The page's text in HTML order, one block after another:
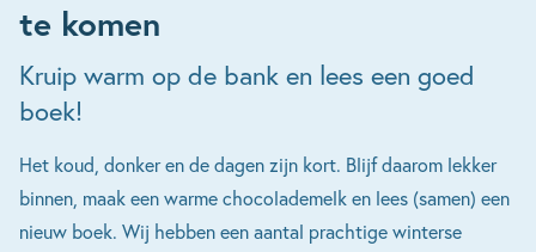
te komen
Kruip warm op de bank en lees een goed
boek!
Het koud, donker en de dagen zijn kort. Blijf daarom lekker
binnen, maak een warme chocolademelk en lees (samen) een
nieuw boek. Wij hebben een aantal prachtige winterse